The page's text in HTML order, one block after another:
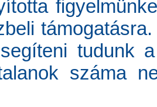
tudunk
száma